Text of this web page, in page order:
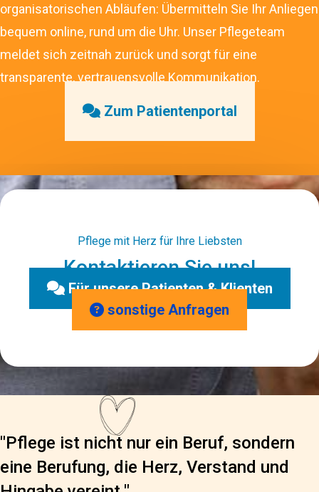
organisatorischen Abläufen: Übermitteln Sie Ihr Anliegen
bequem online, rund um die Uhr. Unser Pflegeteam
meldet sich zeitnah zurück und sorgt für eine
transparente, vertrauensvolle Kommunikation.
Zum Patientenportal
Pflege mit Herz für Ihre Liebsten
Kontaktieren Sie uns!
Für unsere Patienten & Klienten
sonstige Anfragen
"Pflege ist nicht nur ein Beruf, sondern
eine Berufung, die Herz, Verstand und